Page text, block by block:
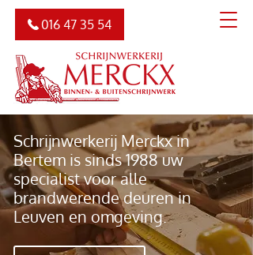
016 47 35 54
Schrijnwerkerij Merckx in
Bertem is sinds 1988 uw
specialist voor alle
brandwerende deuren in
Leuven en omgeving.